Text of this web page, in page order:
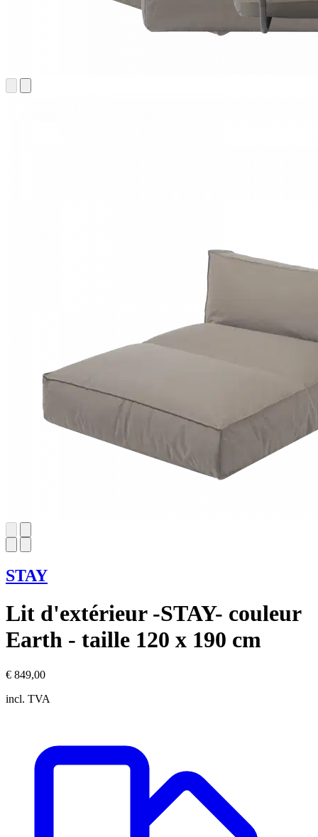
STAY
Lit d'extérieur -STAY- couleur
Earth - taille 120 x 190 cm
€ 849,00
incl. TVA